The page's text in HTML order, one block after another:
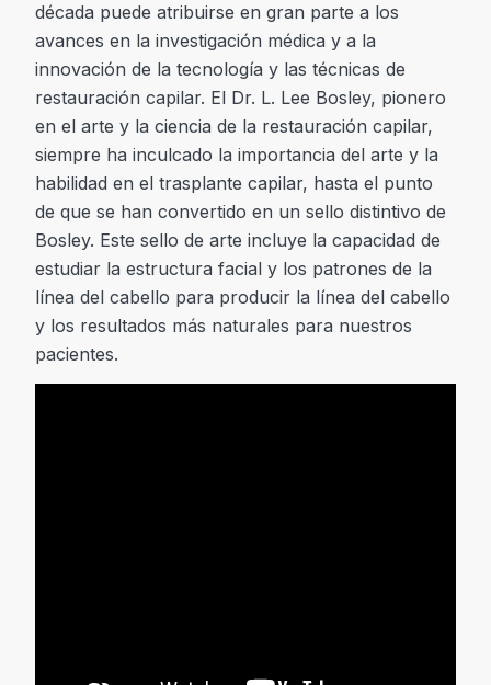
década puede atribuirse en gran parte a los
avances en la investigación médica y a la
innovación de la tecnología y las técnicas de
restauración capilar. El Dr. L. Lee Bosley, pionero
en el arte y la ciencia de la restauración capilar,
siempre ha inculcado la importancia del arte y la
habilidad en el trasplante capilar, hasta el punto
de que se han convertido en un sello distintivo de
Bosley. Este sello de arte incluye la capacidad de
estudiar la estructura facial y los patrones de la
línea del cabello para producir la línea del cabello
y los resultados más naturales para nuestros
pacientes.